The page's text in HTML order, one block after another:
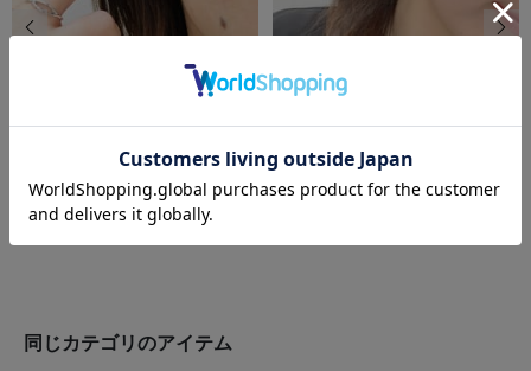
bijou SOPHIA
前の画像 次の
同じカテゴリのアイテム